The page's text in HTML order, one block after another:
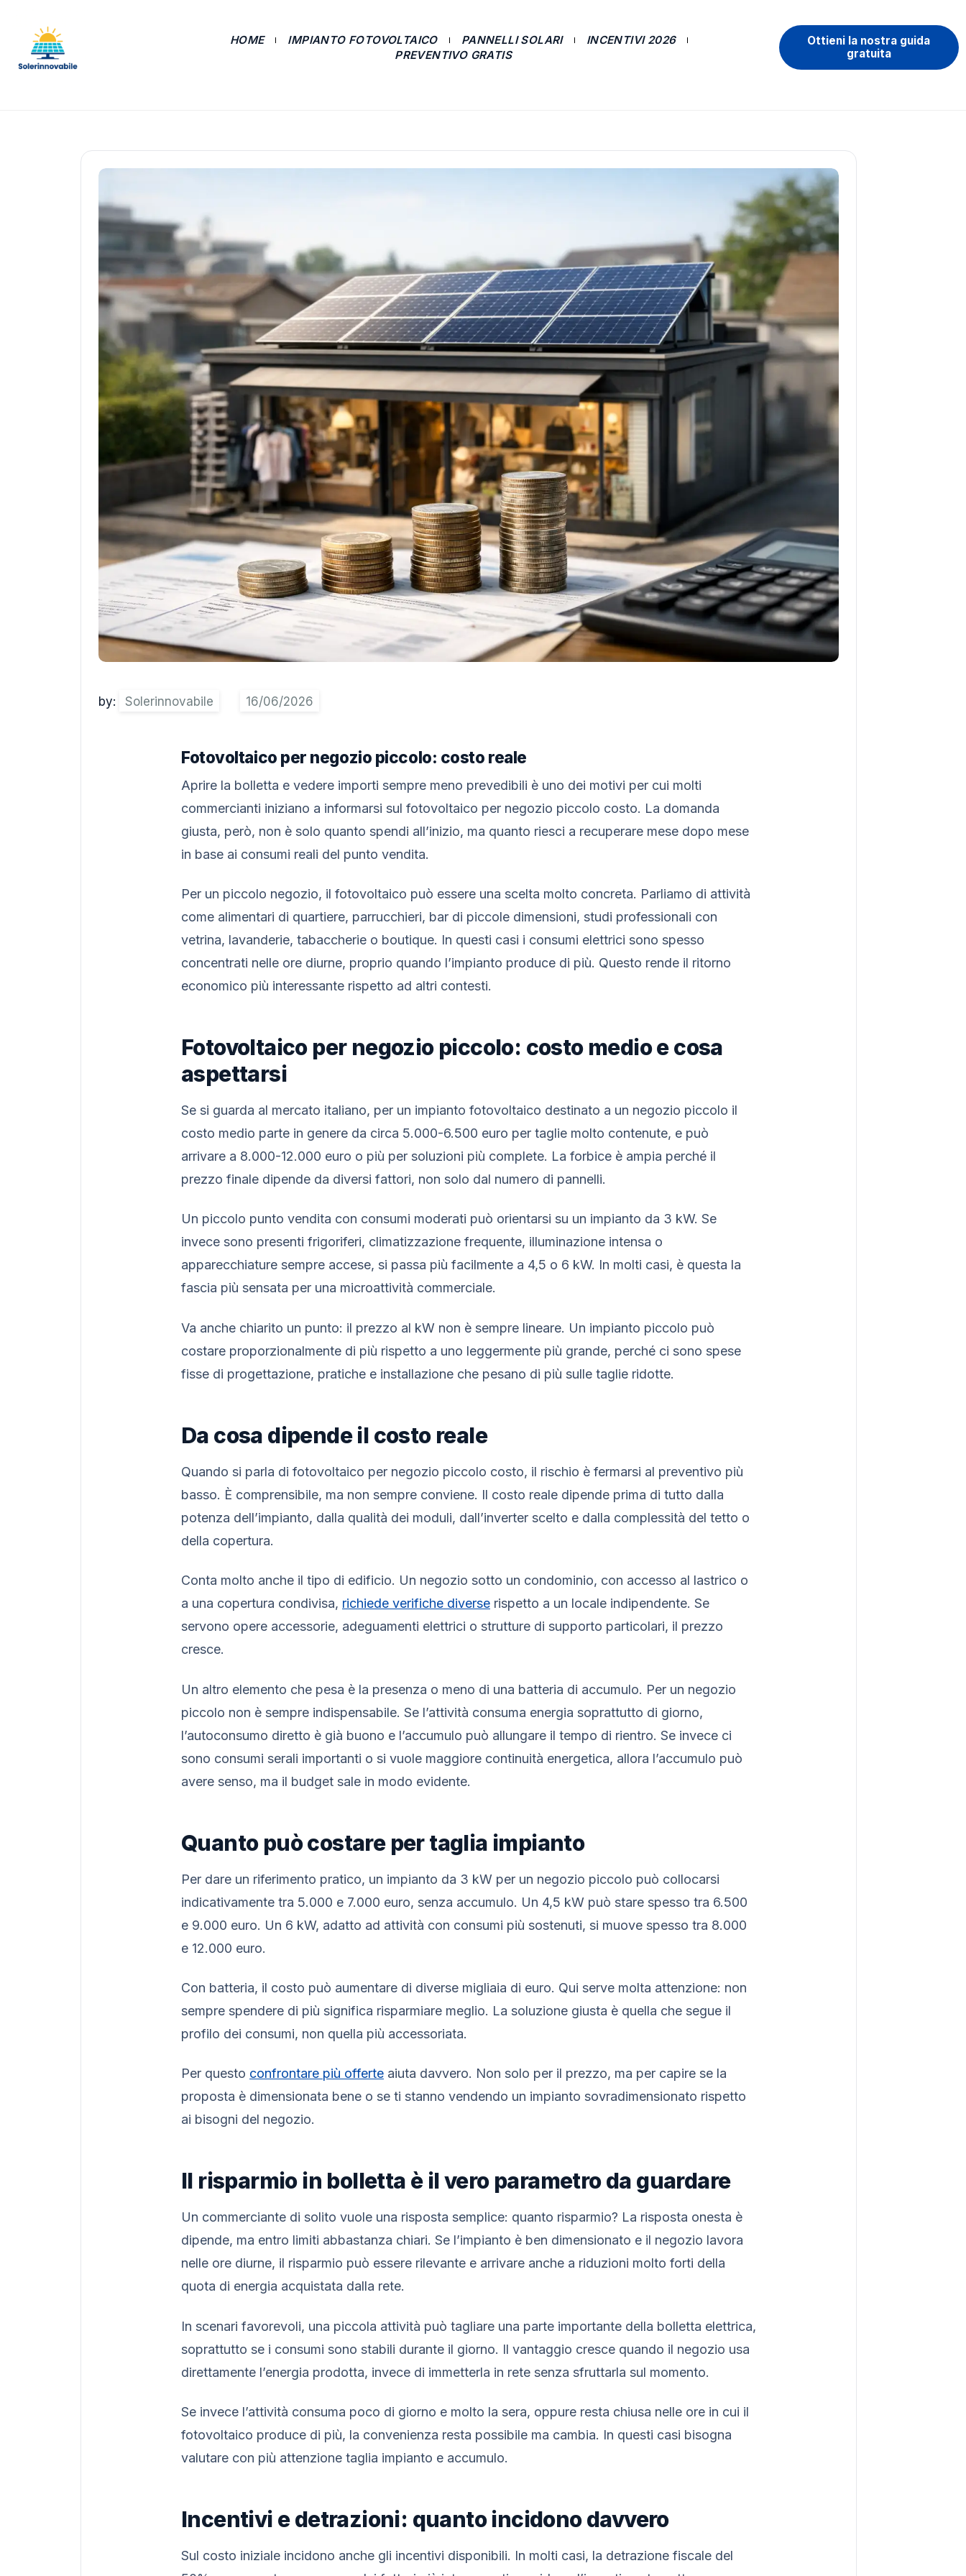
HOME IMPIANTO FOTOVOLTAICO PANNELLI SOLARI
INCENTIVI 2026
PREVENTIVO GRATIS
Ottieni la nostra guida
gratuita
by: Solerinnovabile
Fotovoltaico per negozio piccolo: costo reale
Aprire la bolletta e vedere importi sempre meno prevedibili è uno dei motivi per cui molti
commercianti iniziano a informarsi sul fotovoltaico per negozio piccolo costo. La domanda
giusta, però, non è solo quanto spendi all’inizio, ma quanto riesci a recuperare mese dopo mese
in base ai consumi reali del punto vendita.
Per un piccolo negozio, il fotovoltaico può essere una scelta molto concreta. Parliamo di attività
come alimentari di quartiere, parrucchieri, bar di piccole dimensioni, studi professionali con
vetrina, lavanderie, tabaccherie o boutique. In questi casi i consumi elettrici sono spesso
concentrati nelle ore diurne, proprio quando l’impianto produce di più. Questo rende il ritorno
economico più interessante rispetto ad altri contesti.
Fotovoltaico per negozio piccolo: costo medio e cosa
aspettarsi
Se si guarda al mercato italiano, per un impianto fotovoltaico destinato a un negozio piccolo il
costo medio parte in genere da circa 5.000-6.500 euro per taglie molto contenute, e può
arrivare a 8.000-12.000 euro o più per soluzioni più complete. La forbice è ampia perché il
prezzo finale dipende da diversi fattori, non solo dal numero di pannelli.
Un piccolo punto vendita con consumi moderati può orientarsi su un impianto da 3 kW. Se
invece sono presenti frigoriferi, climatizzazione frequente, illuminazione intensa o
apparecchiature sempre accese, si passa più facilmente a 4,5 o 6 kW. In molti casi, è questa la
fascia più sensata per una microattività commerciale.
Va anche chiarito un punto: il prezzo al kW non è sempre lineare. Un impianto piccolo può
costare proporzionalmente di più rispetto a uno leggermente più grande, perché ci sono spese
fisse di progettazione, pratiche e installazione che pesano di più sulle taglie ridotte.
Da cosa dipende il costo reale
Quando si parla di fotovoltaico per negozio piccolo costo, il rischio è fermarsi al preventivo più
basso. È comprensibile, ma non sempre conviene. Il costo reale dipende prima di tutto dalla
potenza dell’impianto, dalla qualità dei moduli, dall’inverter scelto e dalla complessità del tetto o
della copertura.
Conta molto anche il tipo di edificio. Un negozio sotto un condominio, con accesso al lastrico o
a una copertura condivisa, richiede verifiche diverse rispetto a un locale indipendente. Se
servono opere accessorie, adeguamenti elettrici o strutture di supporto particolari, il prezzo
cresce.
Un altro elemento che pesa è la presenza o meno di una batteria di accumulo. Per un negozio
piccolo non è sempre indispensabile. Se l’attività consuma energia soprattutto di giorno,
l’autoconsumo diretto è già buono e l’accumulo può allungare il tempo di rientro. Se invece ci
sono consumi serali importanti o si vuole maggiore continuità energetica, allora l’accumulo può
avere senso, ma il budget sale in modo evidente.
Quanto può costare per taglia impianto
Per dare un riferimento pratico, un impianto da 3 kW per un negozio piccolo può collocarsi
indicativamente tra 5.000 e 7.000 euro, senza accumulo. Un 4,5 kW può stare spesso tra 6.500
e 9.000 euro. Un 6 kW, adatto ad attività con consumi più sostenuti, si muove spesso tra 8.000
e 12.000 euro.
Con batteria, il costo può aumentare di diverse migliaia di euro. Qui serve molta attenzione: non
sempre spendere di più significa risparmiare meglio. La soluzione giusta è quella che segue il
profilo dei consumi, non quella più accessoriata.
Per questo confrontare più offerte aiuta davvero. Non solo per il prezzo, ma per capire se la
proposta è dimensionata bene o se ti stanno vendendo un impianto sovradimensionato rispetto
ai bisogni del negozio.
Il risparmio in bolletta è il vero parametro da guardare
Un commerciante di solito vuole una risposta semplice: quanto risparmio? La risposta onesta è
dipende, ma entro limiti abbastanza chiari. Se l’impianto è ben dimensionato e il negozio lavora
nelle ore diurne, il risparmio può essere rilevante e arrivare anche a riduzioni molto forti della
quota di energia acquistata dalla rete.
In scenari favorevoli, una piccola attività può tagliare una parte importante della bolletta elettrica,
soprattutto se i consumi sono stabili durante il giorno. Il vantaggio cresce quando il negozio usa
direttamente l’energia prodotta, invece di immetterla in rete senza sfruttarla sul momento.
Se invece l’attività consuma poco di giorno e molto la sera, oppure resta chiusa nelle ore in cui il
fotovoltaico produce di più, la convenienza resta possibile ma cambia. In questi casi bisogna
valutare con più attenzione taglia impianto e accumulo.
Incentivi e detrazioni: quanto incidono davvero
Sul costo iniziale incidono anche gli incentivi disponibili. In molti casi, la detrazione fiscale del